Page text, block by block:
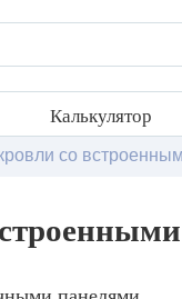
Калькулятор
со